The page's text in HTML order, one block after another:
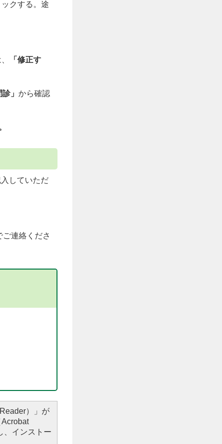
クする。途
「修正す
」 から確認
していただ
連絡くださ
）」が
、インストー